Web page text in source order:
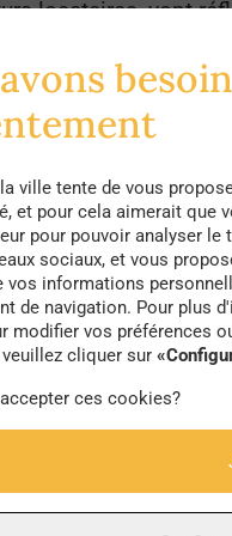
locataires, vont
bâtiments,
s’étendra sur
demandeurs de
l’ancien site de
part à la
dans la capitale
sûrement inspirer
de demain.
ville tente de vous
et pour cela aimerait que
pour pouvoir analyser
sociaux, et vous
vos informations
de navigation. Pour plus
modifier vos préférences
cliquer sur
ces cookies?